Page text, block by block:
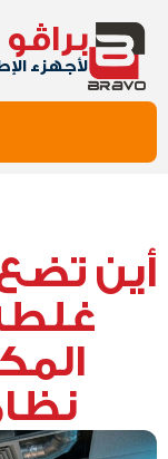
براڤو
لأجهزء
أين